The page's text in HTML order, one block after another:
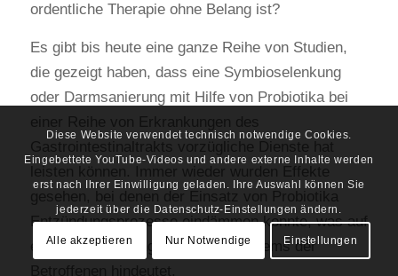
ordentliche Therapie ohne Belang ist?
Es gibt bis heute eine ganze Reihe von Studien,
die gezeigt haben, dass eine Symbioselenkung
oder Darmsanierung mit Hilfe von Probiotika bei
Entzündungsprozesse eindämmen konnte, was auf
eine Beeinflussung des Immunsystems der
Diese Website verwendet technisch notwendige Cookies.
Eingebettete YouTube-Videos und andere externe Inhalte werden
erst nach Ihrer Einwilligung geladen. Ihre Auswahl können Sie
jederzeit über die Datenschutz-Einstellungen ändern.
Alle akzeptieren Nur Notwendige Einstellungen